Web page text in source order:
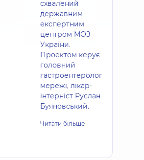
схвалений
державним
експертним
центром МОЗ
України.
Проектом керує
головний
гастроентеролог
мережі, лікар-
інтерніст Руслан
Буяновський.
Читати більше